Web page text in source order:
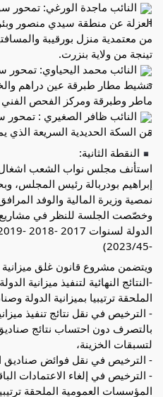
النائب ماجدة الورغي: تمحور
العزلة عن منطقة سيدي منصور
من معتمدية منزل بورقيبة
تينجة من ولاية بنزرت.
النائب محمد اليحياوي: تمحور
ماطر وطبرقة ومركز الفحص الفني
من السكة الحديدية السريعة الذي
النقطة الثانية:
استأنف مجلس نواب الشعب اشغال
إبراهيم بودربالة رئيس المجلس،
نمصية وزيرة المالية والوفد
وخصّصت الجلسة للنظر في مشاريع
-2023/45)
ويتضمن مشروع قانون غلق ميزانية
-النتائج النهائية لتنفيذ ميزانية
الملحقة ترتيبيا بميزانية الدولة
- الترخيص في نقل نتائج تنفيذ
بالتصرف دون احتساب نتائج
لتسبقات الخزينة،
- الترخيص في نقل فوائض صناديق
- الترخيص في إلغاء الاعتمادات
المؤسسات العمومية الملحقة